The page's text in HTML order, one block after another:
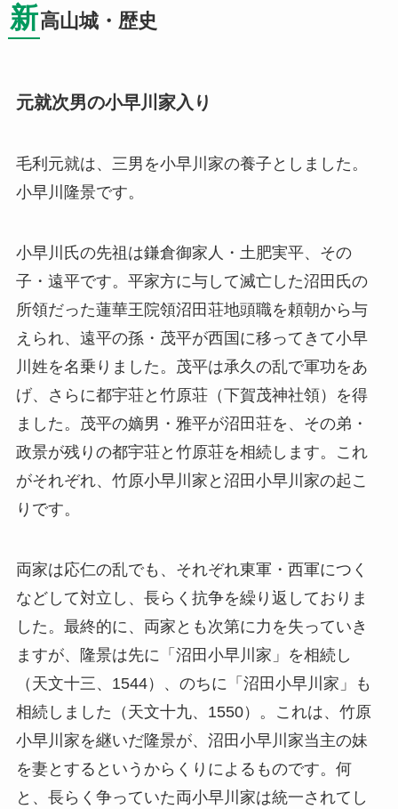
新高山城・歴史
元就次男の小早川家入り
毛利元就は、三男を小早川家の養子としました。
小早川隆景です。
小早川氏の先祖は鎌倉御家人・土肥実平、その
子・遠平です。平家方に与して滅亡した沼田氏の
所領だった蓮華王院領沼田荘地頭職を頼朝から与
えられ、遠平の孫・茂平が西国に移ってきて小早
川姓を名乗りました。茂平は承久の乱で軍功をあ
げ、さらに都宇荘と竹原荘（下賀茂神社領）を得
ました。茂平の嫡男・雅平が沼田荘を、その弟・
政景が残りの都宇荘と竹原荘を相続します。これ
がそれぞれ、竹原小早川家と沼田小早川家の起こ
りです。
両家は応仁の乱でも、それぞれ東軍・西軍につく
などして対立し、長らく抗争を繰り返しておりま
した。最終的に、両家とも次第に力を失っていき
ますが、隆景は先に「沼田小早川家」を相続し
（天文十三、1544）、のちに「沼田小早川家」も
相続しました（天文十九、1550）。これは、竹原
小早川家を継いだ隆景が、沼田小早川家当主の妹
を妻とするというからくりによるものです。何
と、長らく争っていた両小早川家は統一されてし